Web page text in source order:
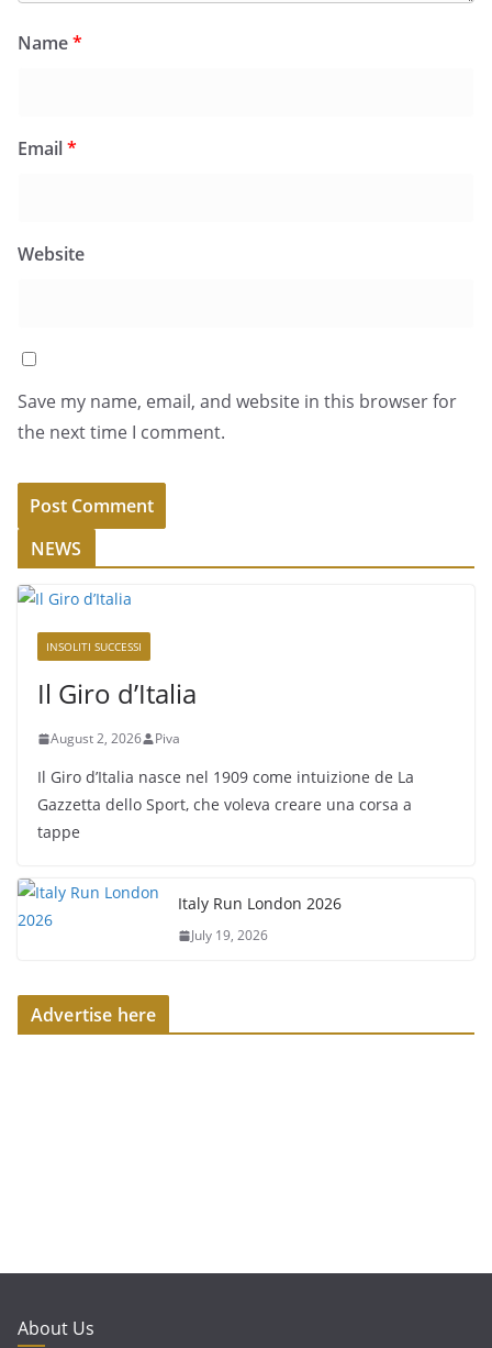
Name*
Email*
Website
Save my name, email, and website in this browser for
the next time I comment.
NEWS
INSOLITI SUCCESSI
Il Giro d’Italia
August 2, 2026 Piva
Il Giro d’Italia nasce nel 1909 come intuizione de La
Gazzetta dello Sport, che voleva creare una corsa a
tappe
Italy Run London 2026
July 19, 2026
Advertise here
About Us